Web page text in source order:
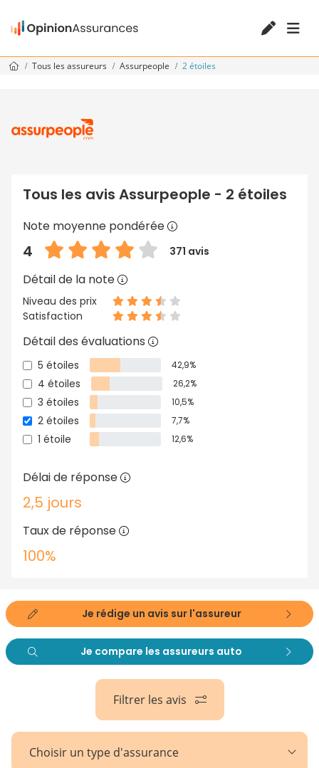
Tous les assureurs Assurpeople 2 étoiles
Tous les avis Assurpeople - 2 étoiles
Note moyenne pondérée
4 371 avis
Détail de la note
Niveau des prix
Satisfaction
Détail des évaluations
5 étoiles 42,9%
4 étoiles 26,2%
3 étoiles 10,5%
2 étoiles 7,7%
1 étoile 12,6%
Délai de réponse
2,5 jours
Taux de réponse
100%
Je rédige un avis sur l'assureur
Je compare les assureurs auto
Filtrer les avis
Choisir un type d'assurance